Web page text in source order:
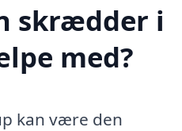
skrædder i
med?
kan være den